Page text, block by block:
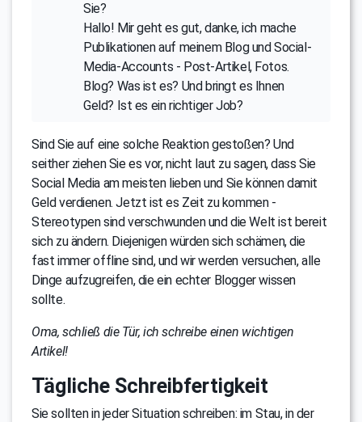
Sie?
Hallo! Mir geht es gut, danke, ich mache
Publikationen auf meinem Blog und Social-
Media-Accounts - Post-Artikel, Fotos.
Blog? Was ist es? Und bringt es Ihnen
Geld? Ist es ein richtiger Job?
Sind Sie auf eine solche Reaktion gestoßen? Und
seither ziehen Sie es vor, nicht laut zu sagen, dass Sie
Social Media am meisten lieben und Sie können damit
Geld verdienen. Jetzt ist es Zeit zu kommen -
Stereotypen sind verschwunden und die Welt ist bereit
sich zu ändern. Diejenigen würden sich schämen, die
fast immer offline sind, und wir werden versuchen, alle
Dinge aufzugreifen, die ein echter Blogger wissen
sollte.
Oma, schließ die Tür, ich schreibe einen wichtigen
Artikel!
Tägliche Schreibfertigkeit
Sie sollten in jeder Situation schreiben: im Stau, in der